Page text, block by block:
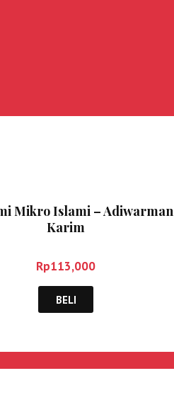
Mikro Islami – Adiwarman
Karim
Rp113,000
BELI